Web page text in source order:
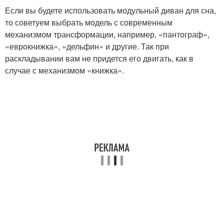
Если вы будете использовать модульный диван для сна,
то советуем выбрать модель с современным
механизмом трансформации, например, «пантограф»,
«еврокнижка», «дельфин» и другие. Так при
раскладывании вам не придется его двигать, как в
случае с механизмом «книжка».